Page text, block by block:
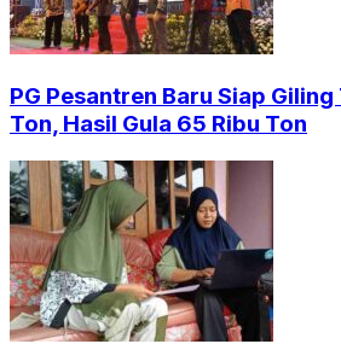
PG Pesantren Baru Siap
Ton, Hasil Gula 65 Ribu Ton